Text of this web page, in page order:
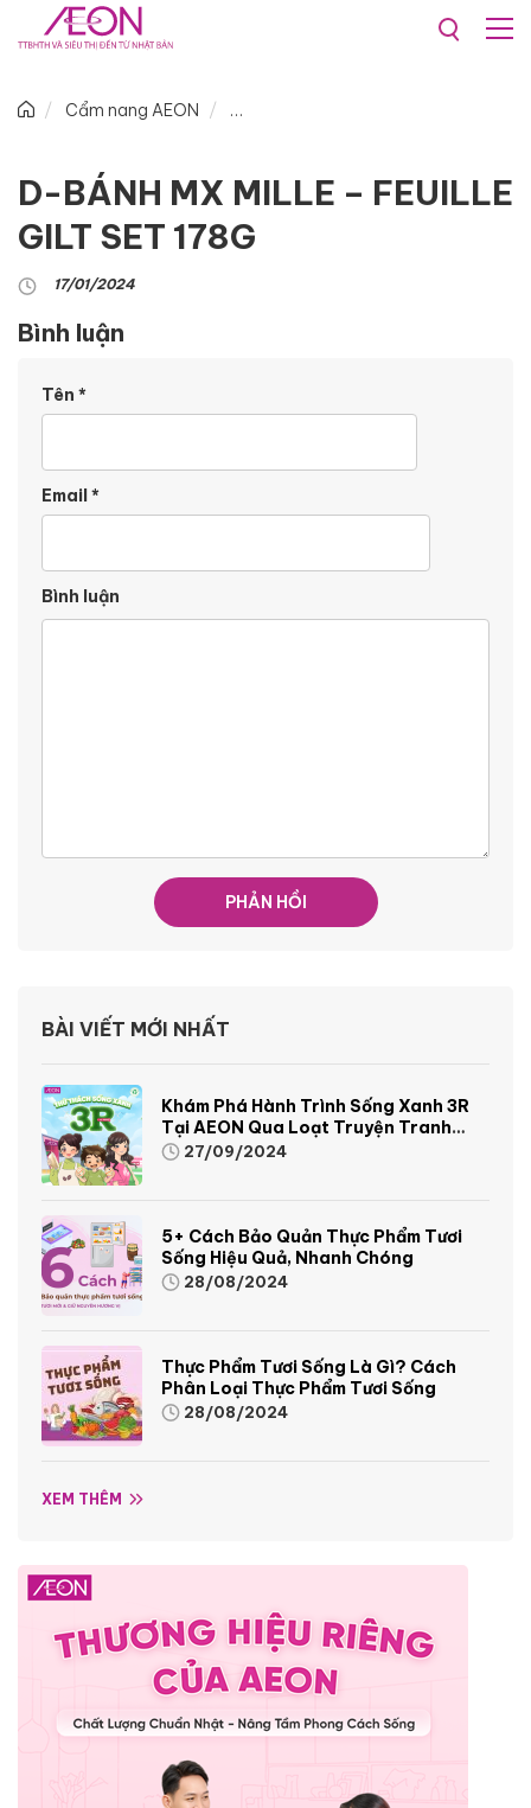
Cẩm nang AEON
D-BÁNH MX MILLE – FEUILLE
GILT SET 178G
17/01/2024
Bình luận
Tên *
Email*
Bình luận
BÀI VIẾT MỚI NHẤT
Khám Phá Hành Trình Sống Xanh 3R
Tại AEON Qua Loạt Truyện Tranh
Sinh Động Và Thú Vị
27/09/2024
5+ Cách Bảo Quản Thực Phẩm Tươi
Sống Hiệu Quả, Nhanh Chóng
28/08/2024
Thực Phẩm Tươi Sống Là Gì? Cách
Phân Loại Thực Phẩm Tươi Sống
28/08/2024
XEM THÊM